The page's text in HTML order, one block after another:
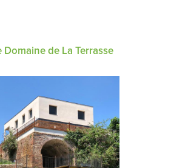
Domaine de La Terrasse